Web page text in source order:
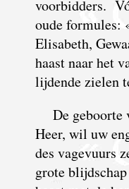
voorbidders.
oude formules:
Elisabeth,
haast naar het
lijdende zielen
De geboorte
Heer, wil uw
des vagevuurs
grote